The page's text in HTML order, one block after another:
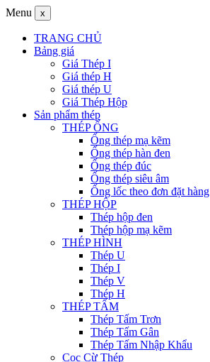
Menu x
TRANG CHỦ
Bảng giá
Giá Thép I
Giá thép H
Giá thép U
Giá Thép Hộp
Sản phẩm thép
THÉP ỐNG
Ống thép mạ kẽm
Ống thép hàn đen
Ống thép đúc
Ống thép siêu âm
Ống lốc theo đơn đặt hàng
THÉP HỘP
Thép hộp đen
Thép hộp mạ kẽm
THÉP HÌNH
Thép U
Thép I
Thép V
Thép H
THÉP TẤM
Thép Tấm Trơn
Thép Tấm Gân
Thép Tấm Nhập Khẩu
Cọc Cừ Thép